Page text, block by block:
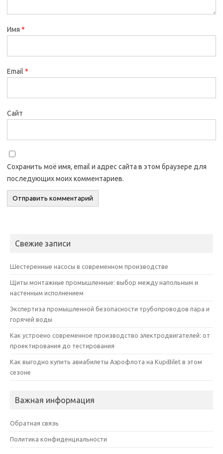
Имя *
Email *
Сайт
Сохранить моё имя, email и адрес сайта в этом браузере для
последующих моих комментариев.
Свежие записи
Шестеренные насосы в современном производстве
Щиты монтажные промышленные: выбор между напольным и
настенным исполнением
Экспертиза промышленной безопасности трубопроводов пара и
горячей воды
Как устроено современное производство электродвигателей: от
проектирования до тестирования
Как выгодно купить авиабилеты Аэрофлота на KupiBilet в этом
сезоне
Важная информация
Обратная связь
Политика конфиденциальности